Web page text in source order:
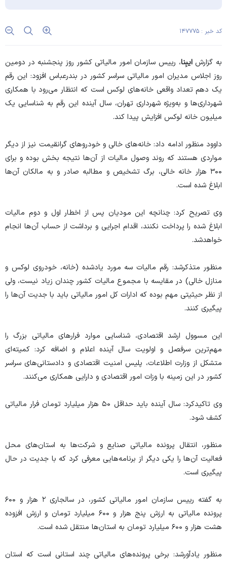
کد خبر : ۱۴۷۷۷۵
به گزارشایبِنا‏، رییس سازمان امور مالیاتی کشور روز پنجشنبه در دومین
روز اجلاس مدیران امور مالیاتی سراسر کشور در بندرعباس افزود: این رقم
یک دهم تعداد واقعی خانه‌های لوکس است که انتظار می‌رود با همکاری
شهرداری‌ها و به‌ویژه شهرداری تهران، سال آینده این رقم به شناسایی یک
میلیون خانه لوکس افزایش پیدا کند.
داوود منظور ادامه داد: خانه‌های خالی و خودرو‌های گرانقیمت نیز از دیگر
مواردی هستند که روند وصول مالیات از آن‌ها نتیجه بخش بوده و برای
۳۰۰ هزار خانه خالی، برگ تشخیص و مطالبه صادر و به مالکان آن‌ها
ابلاغ شده است.
وی تصریح کرد: چنانچه این مودیان پس از اخطار اول و دوم مالیات
ابلاغ شده را پرداخت نکنند، اقدام اجرایی و برداشت از حساب آن‌ها انجام
خواهدشد.
منظور متذکرشد: رقم مالیات سه مورد یادشده (خانه، خودروی لوکس و
منازل خالی) در مقایسه با مجموع مالیات کشور چندان زیاد نیست، ولی
از نظر حیثیتی مهم بوده که ادارات کل امور مالیاتی باید با جدیت آن‌ها را
پیگیری کنند.
این مسوول ارشد اقتصادی، شناسایی موارد فرار‌های مالیاتی بزرگ را
مهم‌ترین سرفصل و اولویت سال آینده اعلام و اضافه کرد: کمیته‌ای
متشکل از وزارت اطلاعات، پلیس امنیت اقتصادی و دادستانی‌های سراسر
کشور در این زمینه با وزات امور اقتصادی و دارایی همکاری می‌کنند.
وی تاکیدکرد: سال آینده باید حداقل ۵۰ هزار میلیارد تومان فرار مالیاتی
کشف شود.
منظور، انتقال پرونده مالیاتی صنایع و شرکت‌ها به استان‌های محل
فعالیت آن‌ها را یکی دیگر از برنامه‌هایی معرفی کرد که با جدیت در حال
پیگیری است.
به گفته رییس سازمان امور مالیاتی کشور، در سالجاری ۲ هزار و ۶۰۰
پرونده مالیاتی به ارزش پنج هزار و ۶۰۰ میلیارد تومان و ارزش افزوده
هشت هزار و ۶۰۰ میلیارد تومان به استان‌ها منتقل شده است.
منظور یادآورشد: برخی پرونده‌های مالیاتی چند استانی است که استان